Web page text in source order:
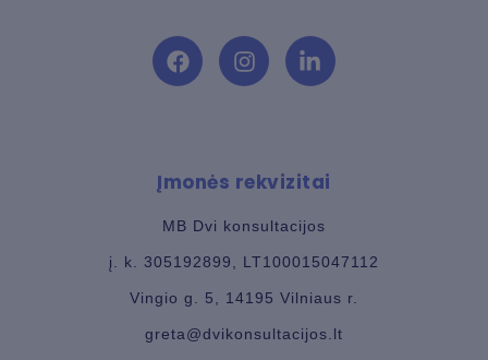
F
a
o
k
I
n
g
a
m
L
i
d
n
-
i
n
Įmonės rekvizitai
MB Dvi konsultacijos
į. k. 305192899, LT100015047112
Vingio g. 5, 14195 Vilniaus r.
greta@dvikonsultacijos.lt